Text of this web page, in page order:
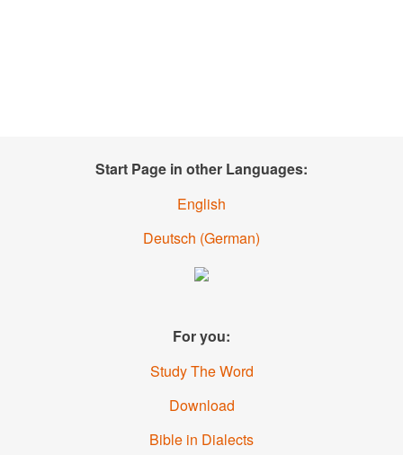
Start Page in other Languages:
English
Deutsch (German)
For you:
Study The Word
Download
Bible in Dialects